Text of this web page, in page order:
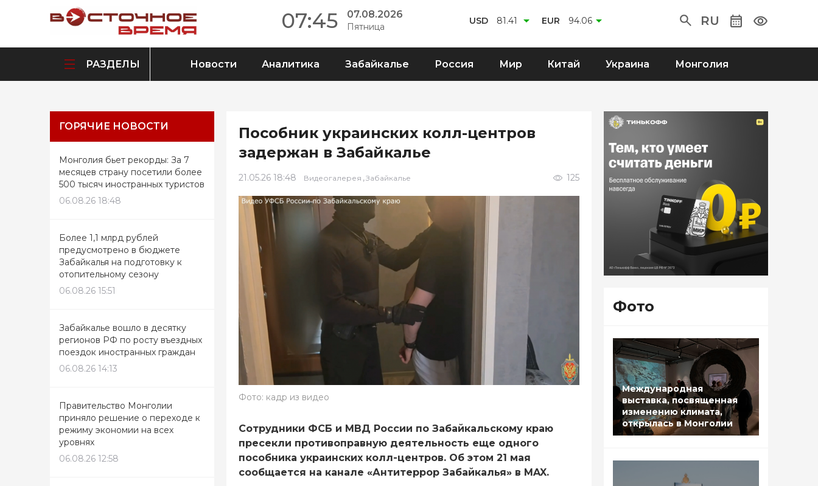
07:45 07.08.2026
Пятница
USD 81.41 EUR 94.06 RU
РАЗДЕЛЫ Новости Аналитика Забайкалье Россия Мир Китай Украина Монголия
ГОРЯЧИЕ НОВОСТИ
Монголия бьет рекорды: За 7
месяцев страну посетили более
500 тысяч иностранных туристов
06.08.26 18:48
Более 1,1 млрд рублей
предусмотрено в бюджете
Забайкалья на подготовку к
отопительному сезону
06.08.26 15:51
Забайкалье вошло в десятку
регионов РФ по росту въездных
поездок иностранных граждан
06.08.26 14:13
Правительство Монголии
приняло решение о переходе к
режиму экономии на всех
уровнях
06.08.26 12:58
Пособник украинских колл-центров
задержан в Забайкалье
21.05.26 18:48 Видеогалерея ,Забайкалье 125
Фото: кадр из видео
Сотрудники ФСБ и МВД России по Забайкальскому краю
пресекли противоправную деятельность еще одного
пособника украинских колл-центров. Об этом 21 мая
сообщается на канале «Антитеррор Забайкалья» в MAX.
Фото
Международная
выставка, посвященная
изменению климата,
открылась в Монголии